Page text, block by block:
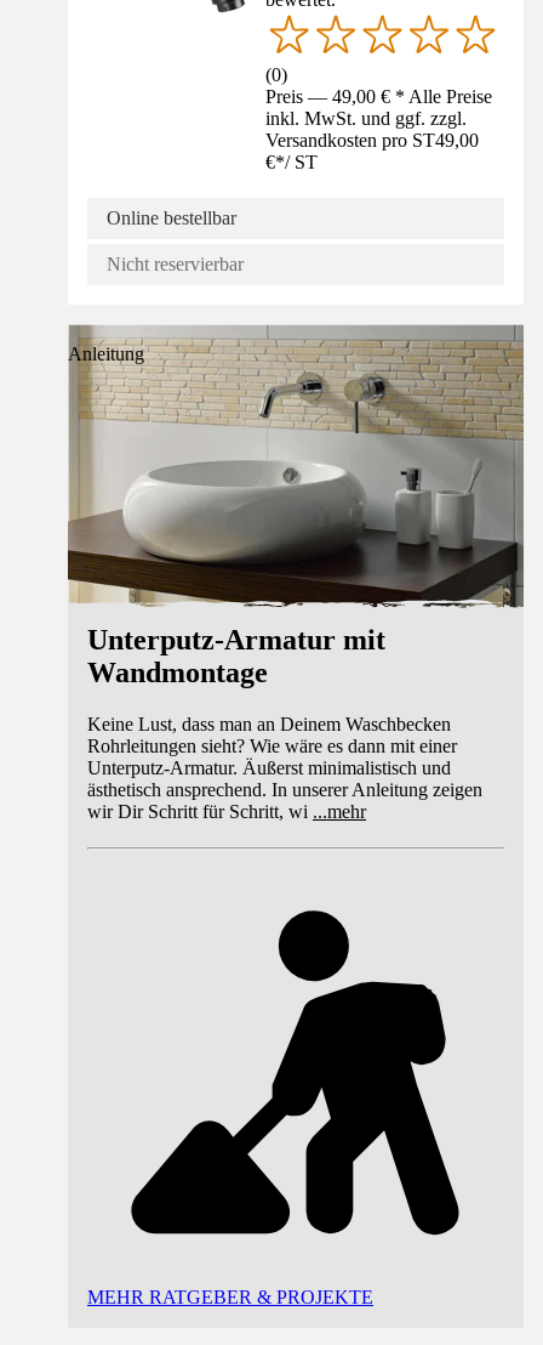
(0)
Preis — 49,00 € * Alle Preise
inkl. MwSt. und ggf. zzgl.
Versandkosten pro ST49,00
€*/ ST
Online bestellbar
Nicht reservierbar
Anleitung
Unterputz-Armatur mit
Wandmontage
Keine Lust, dass man an Deinem Waschbecken
Rohrleitungen sieht? Wie wäre es dann mit einer
Unterputz-Armatur. Äußerst minimalistisch und
ästhetisch ansprechend. In unserer Anleitung zeigen
wir Dir Schritt für Schritt, wi ...mehr
MEHR RATGEBER & PROJEKTE